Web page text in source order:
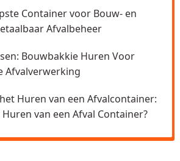
Container voor Bouw- en
Afvalbeheer
Bouwbakkie Huren Voor
Afvalverwerking
Huren van een Afvalcontainer:
van een Afval Container?